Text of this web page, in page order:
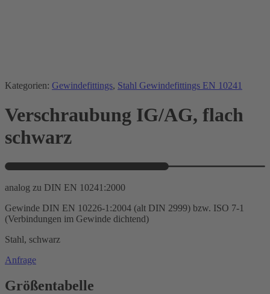
Kategorien: Gewindefittings, Stahl Gewindefittings EN 10241
Verschraubung IG/AG, flach
schwarz
analog zu DIN EN 10241:2000
Gewinde DIN EN 10226-1:2004 (alt DIN 2999) bzw. ISO 7-1
(Verbindungen im Gewinde dichtend)
Stahl, schwarz
Anfrage
Größentabelle